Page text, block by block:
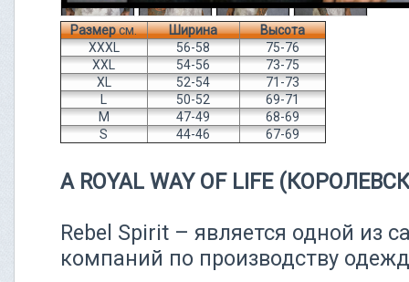
Размерсм. Ширина
Высота
XXXL
56-58
75-76
XXL
54-56
73-75
XL
52-54
71-73
L
50-52
69-71
M
47-49
68-69
S
44-46 67-69
A ROYAL WAY OF LIFE
Rebel Spirit – является одной из
компаний по производству